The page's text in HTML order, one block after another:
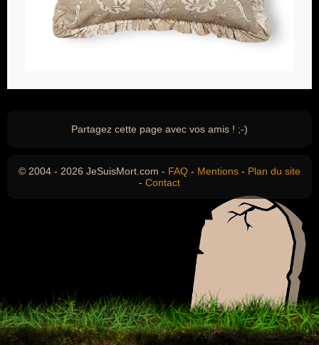
Partagez cette page avec vos amis ! ;-)
© 2004 - 2026 JeSuisMort.com - FAQ - Mentions - Plan du site
- Contact